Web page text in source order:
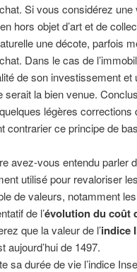
Si vous considérez
hors objet d’art et de
une décote, parfois
Dans le cas de
de son investissement
serait la bien venue.
légères
contrarier ce principe de
avez-vous entendu parler
utilisé pour revaloriser
de valeurs, notamment
de l’évolution du coût
que la valeur de l’indice
aujourd’hui de 1497.
sa durée de vie l’indice